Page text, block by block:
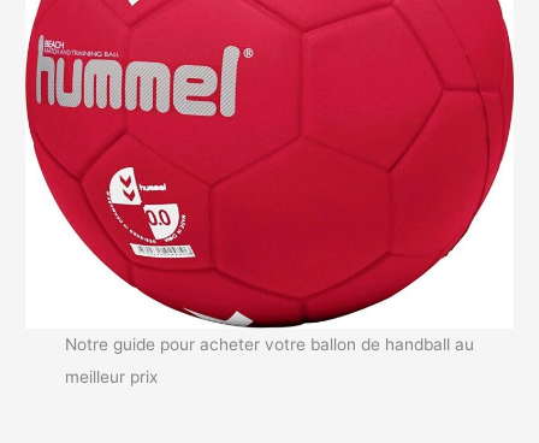
Notre guide pour acheter votre ballon de handball au
meilleur prix